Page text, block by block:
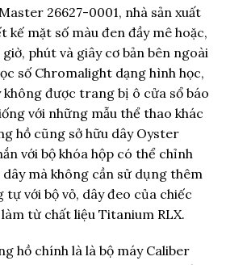
26627-0001, nhà sản xuất
mặt số màu đen đầy mê hoặc,
phút và giây cơ bản bên ngoài
số Chromalight dạng hình học,
không được trang bị ô cửa sổ báo
với những mẫu thể thao khác
hồ cũng sở hữu dây Oyster
với bộ khóa hộp có thể chỉnh
mà không cần sử dụng thêm
với bộ vỏ, dây đeo của chiếc
từ chất liệu Titanium RLX.
hồ chính là là bộ máy Caliber